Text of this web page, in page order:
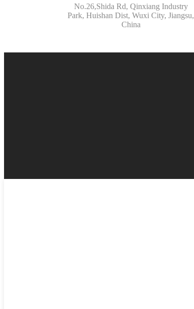
No.26,Shida Rd, Qinxiang Industry
Park, Huishan Dist, Wuxi City, Jiangsu,
China